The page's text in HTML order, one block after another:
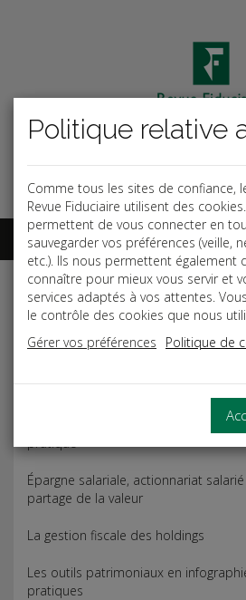
Code ouvrage
Espace
Nouveautés
en infographies pratiques
Le mémento de la SCI
Jurisprudence Sociale - Dictionnaire
pratique
Épargne salariale, actionnariat
partage de la valeur
La gestion fiscale des holdings
Les outils patrimoniaux en
pratiques
Comme tous les sites de confiance,
Revue Fiduciaire utilisent des
permettent de vous connecter en
sauvegarder vos préférences (veille,
etc.). Ils nous permettent également
connaître pour mieux vous servir et
services adaptés à vos attentes.
le contrôle des cookies que nous
Gérer vos préférences
Politique de